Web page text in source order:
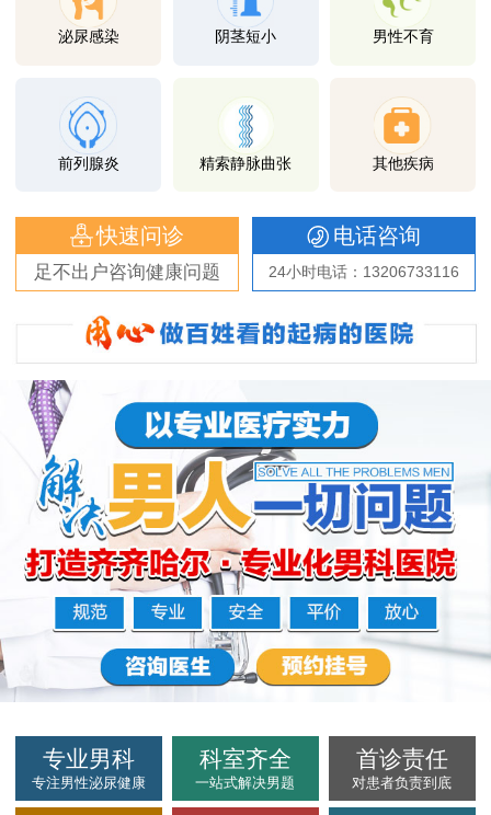
泌尿感染 阴茎短小 男性不育
前列腺炎 精索静脉曲张 其他疾病
快速问诊
足不出户咨询健康问题
电话咨询
24小时电话：13206733116
专业男科
专注男性泌尿健康
科室齐全
一站式解决男题
首诊责任
对患者负责到底